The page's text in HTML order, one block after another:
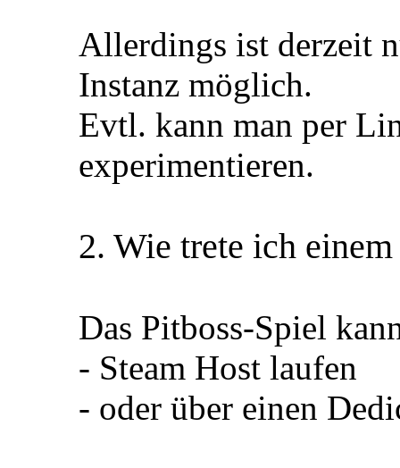
Allerdings ist derzeit
Instanz möglich.
Evtl. kann man per
experimentieren.
2. Wie trete ich
Das Pitboss-Spiel
- Steam Host laufen
- oder über einen